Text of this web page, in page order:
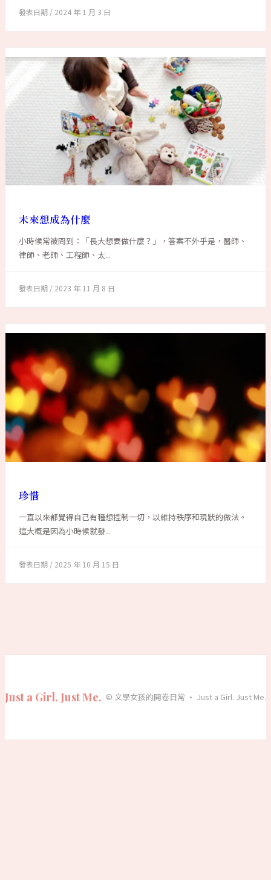
2024 年 1 月 3 日
未來想成為什麼
小時候常被問到：「長大想要做什麼？」，答案不外乎是，醫師、
律師、老師、工程師、太...
2023 年 11 月 8 日
珍惜
一直以來都覺得自己有種想控制一切，以維持秩序和現狀的做法。
這大概是因為小時候就發...
2025 年 10 月 15 日
Just a Girl. Just Me. © 文學女孩的開卷日常 · Just a Girl. Just Me.